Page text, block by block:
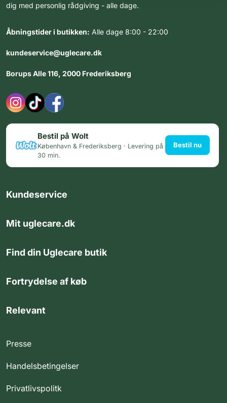
dig med personlig rådgiving - alle dage.
Åbningstider i butikken: Alle dage 8:00 - 22:00
kundeservice@uglecare.dk
Borups Alle 116, 2000 Frederiksberg
Bestil på Wolt
København & Frederiksberg · Levering på
30 min.
Bestil nu
Kundeservice
Mit uglecare.dk
Find din Uglecare butik
Fortrydelse af køb
Relevant
Presse
Handelsbetingelser
Privatlivspolitk